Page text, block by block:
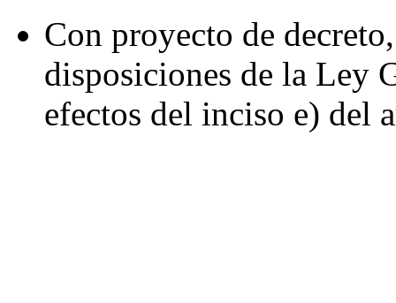
Con proyecto de
disposiciones de la Ley
efectos del inciso e) del